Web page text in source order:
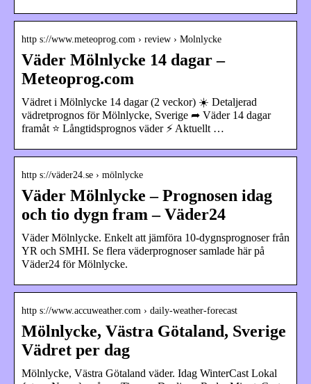
http s://www.meteoprog.com › review › Molnlycke
Väder Mölnlycke 14 dagar –
Meteoprog.com
Vädret i Mölnlycke 14 dagar (2 veckor) ☀️ Detaljerad
vädretprognos för Mölnlycke, Sverige ➦ Väder 14 dagar
framåt ⭐ Långtidsprognos väder ⚡ Aktuellt …
http s://väder24.se › mölnlycke
Väder Mölnlycke – Prognosen idag
och tio dygn fram – Väder24
Väder Mölnlycke. Enkelt att jämföra 10-dygnsprognoser från
YR och SMHI. Se flera väderprognoser samlade här på
Väder24 för Mölnlycke.
http s://www.accuweather.com › daily-weather-forecast
Mölnlycke, Västra Götaland, Sverige
Vädret per dag
Mölnlycke, Västra Götaland väder. Idag WinterCast Lokal